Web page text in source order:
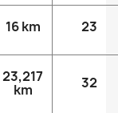
16 km 23
23,217
km 32